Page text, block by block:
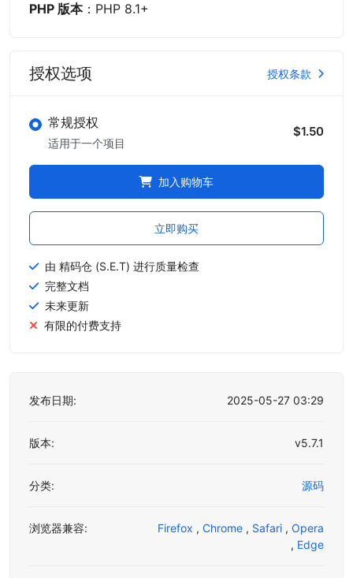
PHP 版本：PHP 8.1+
授权选项 授权条款
常规授权
适用于一个项目
$1.50
加入购物车
立即购买
由 精码仓 (S.E.T) 进行质量检查
完整文档
未来更新
有限的付费支持
发布日期: 2025-05-27 03:29
版本: v5.7.1
分类: 源码
浏览器兼容: Firefox , Chrome , Safari , Opera
, Edge